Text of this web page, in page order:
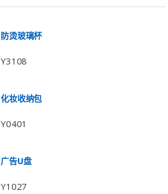
防烫玻璃杯
Y3108
化妆收纳包
Y0401
广告U盘
Y1027